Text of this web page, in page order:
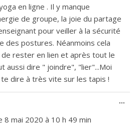
en ligne . Il y manque
de groupe, la joie du partage
pour veiller à la sécurité
des postures. Néanmoins cela
de rester en lien et après tout le
aussi dire " joindre", "lier"...Moi
dire à très vite sur les tapis !
8 mai 2020 à 10 h 49 min
...